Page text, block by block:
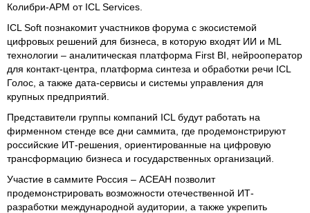
Колибри-АРМ от ICL Services.
ICL Soft познакомит участников форума с экосистемой
цифровых решений для бизнеса, в которую входят ИИ и ML
технологии – аналитическая платформа First BI, нейрооператор
для контакт-центра, платформа синтеза и обработки речи ICL
Голос, а также дата-сервисы и системы управления для
крупных предприятий.
Представители группы компаний ICL будут работать на
фирменном стенде все дни саммита, где продемонстрируют
российские ИТ-решения, ориентированные на цифровую
трансформацию бизнеса и государственных организаций.
Участие в саммите Россия – АСЕАН позволит
продемонстрировать возможности отечественной ИТ-
разработки международной аудитории, а также укрепить